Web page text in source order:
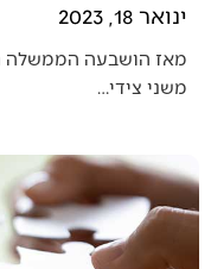
ינואר 18, 2023
מאז הושבעה הממשלה
משני צידי…